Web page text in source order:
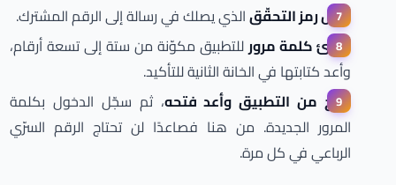
أدخل رمز التحقّقالذي يصلك في رسالة إلى الرقم المشترك.
أنشئ كلمة مرورللتطبيق مكوّنة من ستة إلى تسعة أرقام،
وأعد كتابتها في الخانة الثانية للتأكيد.
اخرج من التطبيق وأعد فتحه، ثم سجّل الدخول بكلمة
المرور الجديدة. من هنا فصاعدًا لن تحتاج الرقم السرّي
الرباعي في كل مرة.